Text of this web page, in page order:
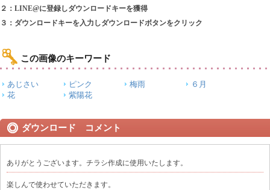
２：LINE@に登録しダウンロードキーを獲得
３：ダウンロードキーを入力しダウンロードボタンをクリック
この画像のキーワード
あじさい ピンク 梅雨
６月
花
紫陽花
ダウンロード コメント
ありがとうございます。チラシ作成に使用いたします。
楽しんで使わせていただきます。